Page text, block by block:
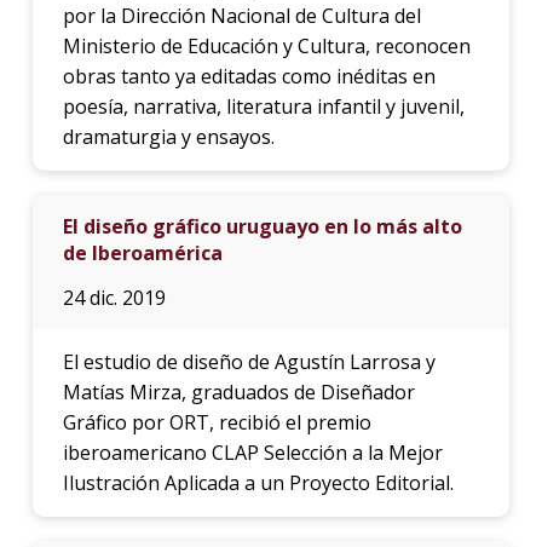
por la Dirección Nacional de Cultura del
Ministerio de Educación y Cultura, reconocen
obras tanto ya editadas como inéditas en
poesía, narrativa, literatura infantil y juvenil,
dramaturgia y ensayos.
El diseño gráfico uruguayo en lo más alto
de Iberoamérica
24 dic. 2019
El estudio de diseño de Agustín Larrosa y
Matías Mirza, graduados de Diseñador
Gráfico por ORT, recibió el premio
iberoamericano CLAP Selección a la Mejor
Ilustración Aplicada a un Proyecto Editorial.